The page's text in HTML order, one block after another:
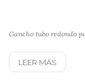
Gancho tubo redondo
LEER MÁS